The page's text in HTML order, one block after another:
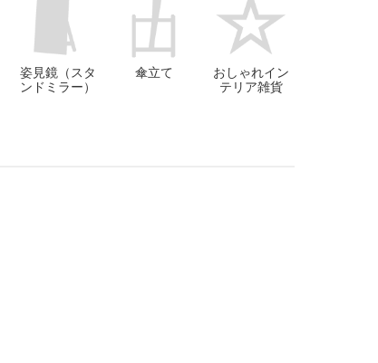
姿見鏡（スタ
ンドミラー）
傘立て
おしゃれイン
テリア雑貨